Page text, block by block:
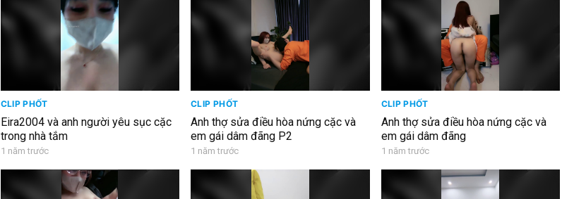
CLIP PHỐT
Eira2004 và anh người yêu sục cặc
trong nhà tắm
1 năm trước
CLIP PHỐT
Anh thợ sửa điều hòa nứng cặc và
em gái dâm đãng P2
1 năm trước
CLIP PHỐT
Anh thợ sửa điều hòa nứng cặc và
em gái dâm đãng
1 năm trước